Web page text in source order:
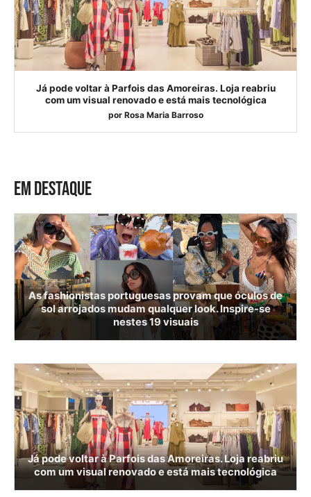
Já pode voltar à Parfois das Amoreiras. Loja reabriu
com um visual renovado e está mais tecnológica
por Rosa Maria Barroso
EM DESTAQUE
As fashionistas portuguesas provam que óculos de
sol arrojados mudam qualquer look. Inspire-se
nestes 19 visuais
Já pode voltar à Parfois das Amoreiras. Loja reabriu
com um visual renovado e está mais tecnológica